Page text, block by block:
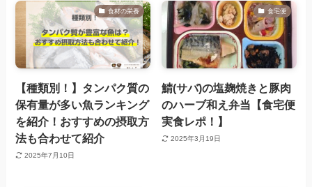
食材の栄養
【種類別！】タンパク質の
保有量が多い魚ランキング
を紹介！おすすめの摂取方
法も合わせて紹介
2025年7月10日
食宅便
鯖(サバ)の塩麹焼きと豚肉
のハーブ和え弁当【食宅便
実食レポ！】
2025年3月19日